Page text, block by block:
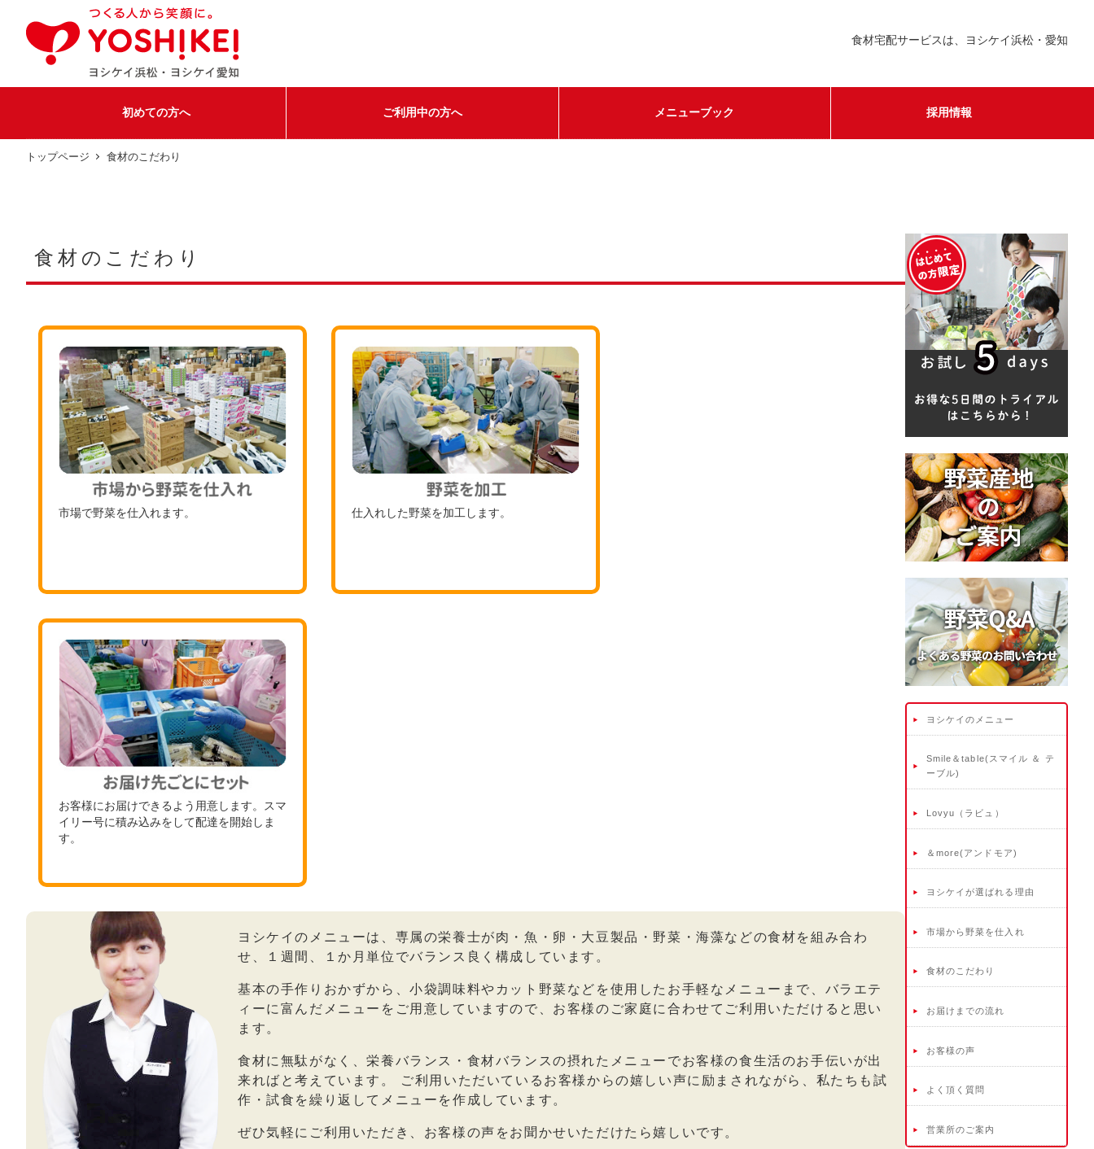
テ
へ
食材宅配サービスは、ヨシケイ浜松・愛知
初めての方へ ご利用中の方へ メニューブック 採用情報
トップページ 食材のこだわり
食材のこだわり
市場で野菜を仕入れます。 仕入れした野菜を加工します。
お客様にお届けできるよう用意します。スマ
イリー号に積み込みをして配達を開始しま
す。
ヨシケイのメニューは、専属の栄養士が肉・魚・卵・大豆製品・野菜・海藻などの食材を組み合わ
せ、１週間、１か月単位でバランス良く構成しています。
基本の手作りおかずから、小袋調味料やカット野菜などを使用したお手軽なメニューまで、バラエテ
ィーに富んだメニューをご用意していますので、お客様のご家庭に合わせてご利用いただけると思い
ます。
食材に無駄がなく、栄養バランス・食材バランスの摂れたメニューでお客様の食生活のお手伝いが出
来ればと考えています。 ご利用いただいているお客様からの嬉しい声に励まされながら、私たちも試
作・試食を繰り返してメニューを作成しています。
ぜひ気軽にご利用いただき、お客様の声をお聞かせいただけたら嬉しいです。
ヨシケイのメニュー
Smile＆table(スマイル ＆ テ
ーブル)
Lovyu（ラビュ）
＆more(アンドモア)
ヨシケイが選ばれる理由
市場から野菜を仕入れ
食材のこだわり
お届けまでの流れ
お客様の声
よく頂く質問
営業所のご案内